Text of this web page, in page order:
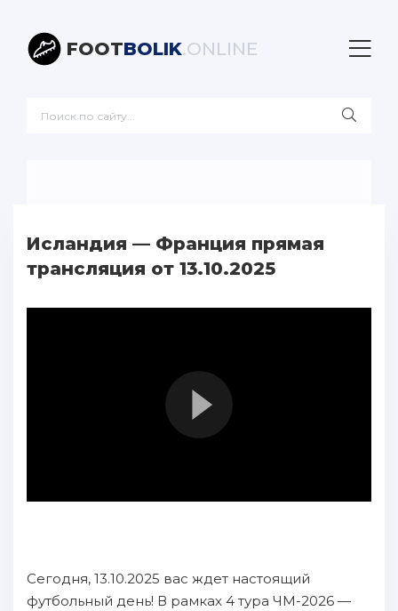
FOOTBOLIK.ONLINE
Исландия — Франция прямая
трансляция от 13.10.2025
Сегодня, 13.10.2025 вас ждет настоящий
футбольный день! В рамках 4 тура ЧМ-2026 —